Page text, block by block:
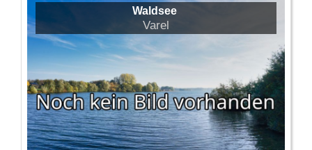
Waldsee
Varel